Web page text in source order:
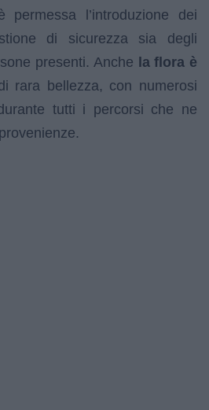
l’introduzione dei
di sicurezza sia degli
presenti. Anche la flora è
rara bellezza, con numerosi
tutti i percorsi che ne